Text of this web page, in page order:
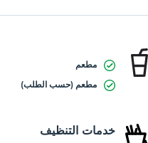
مطعم
مطعم (حسب الطلب)
خدمات التنظيف